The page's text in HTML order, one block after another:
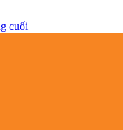
cuối